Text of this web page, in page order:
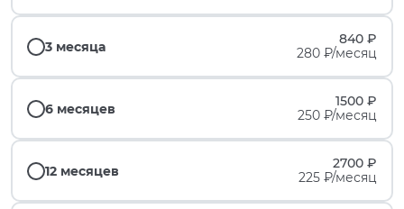
3 месяца
840 ₽
280 ₽/месяц
6 месяцев
1500 ₽
250 ₽/месяц
12 месяцев
2700 ₽
225 ₽/месяц